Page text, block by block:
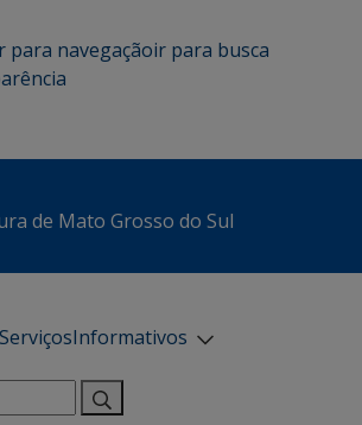
para navegaçãoir para busca
de Mato Grosso do Sul
ServiçosInformativos